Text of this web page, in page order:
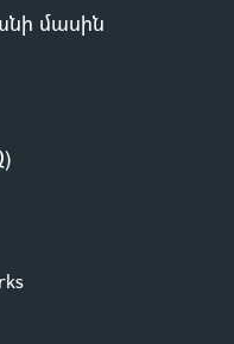
մասին